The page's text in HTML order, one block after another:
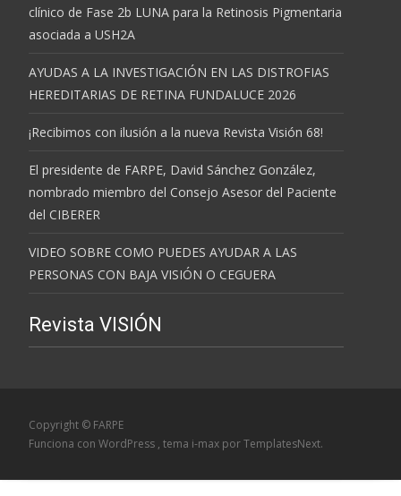
clínico de Fase 2b LUNA para la Retinosis Pigmentaria
asociada a USH2A
AYUDAS A LA INVESTIGACIÓN EN LAS DISTROFIAS
HEREDITARIAS DE RETINA FUNDALUCE 2026
¡Recibimos con ilusión a la nueva Revista Visión 68!
El presidente de FARPE, David Sánchez González,
nombrado miembro del Consejo Asesor del Paciente
del CIBERER
VIDEO SOBRE COMO PUEDES AYUDAR A LAS
PERSONAS CON BAJA VISIÓN O CEGUERA
Revista VISIÓN
Copyright © FARPE
Funciona con WordPress , tema i-max por TemplatesNext.